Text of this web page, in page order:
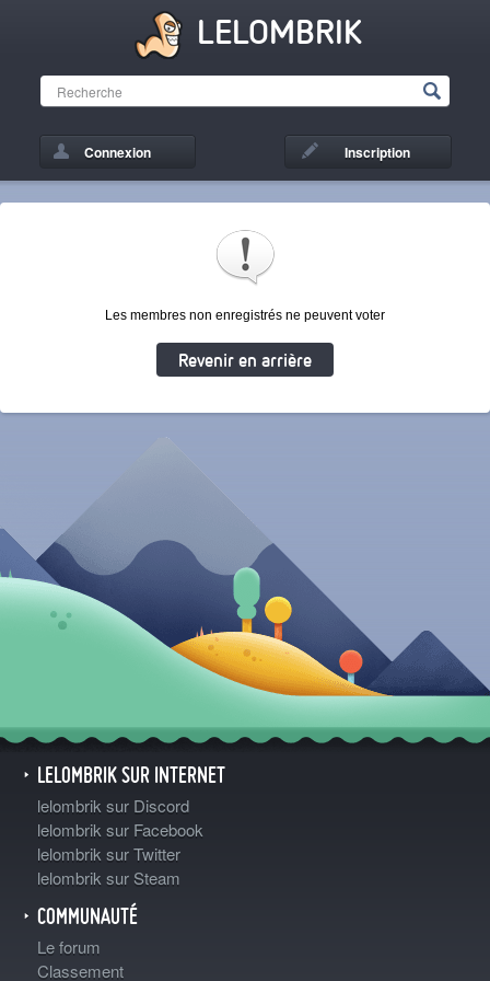
LELOMBRIK
Connexion Inscription
Les membres non enregistrés ne peuvent voter
Revenir en arrière
LELOMBRIK SUR INTERNET
lelombrik sur Discord
lelombrik sur Facebook
lelombrik sur Twitter
lelombrik sur Steam
COMMUNAUTÉ
Le forum
Classement